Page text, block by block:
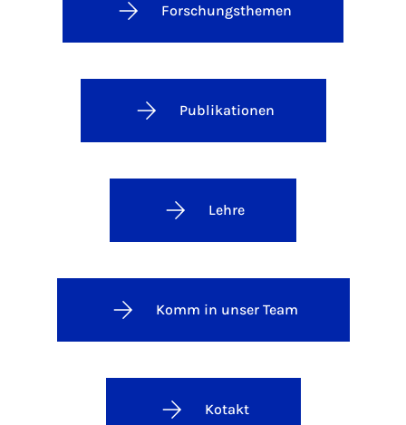
Forschungsthemen
Publikationen
Lehre
Komm in unser Team
Kotakt